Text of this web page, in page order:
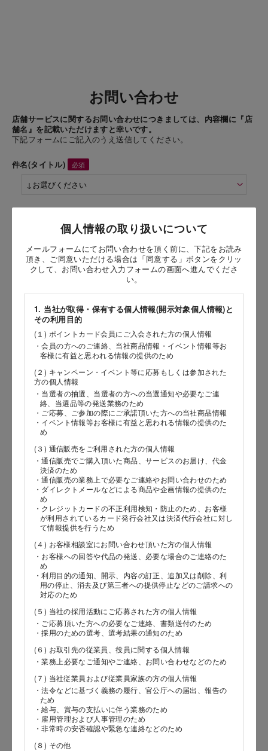
お問い合わせ
店舗サービスに関するお問い合わせにつきましては、内容欄に『店
舗名』を記載いただけますと幸いです。
下記フォームにご記入のうえ送信してください。
個人情報の取り扱いについて
メールフォームにてお問い合わせを頂く前に、下記をお読み
頂き、ご同意いただける場合は「同意する」ボタンをクリッ
クして、お問い合わせ入力フォームの画面へ進んでくださ
い。
1. 当社が取得・保有する個人情報(開示対象個人情報)と
その利用目的
(１) ポイントカード会員にご入会された方の個人情報
・会員の方へのご連絡、当社商品情報・イベント情報等お
客様に有益と思われる情報の提供のため
(２) キャンペーン・イベント等に応募もしくは参加された
方の個人情報
・当選者の抽選、当選者の方への当選通知や必要なご連
絡、当選品等の発送業務のため
・ご応募、ご参加の際にご承諾頂いた方への当社商品情報
・イベント情報等お客様に有益と思われる情報の提供のた
め
(３) 通信販売をご利用された方の個人情報
・通信販売でご購入頂いた商品、サービスのお届け、代金
決済のため
・通信販売の業務上で必要なご連絡やお問い合わせのため
・ダイレクトメールなどによる商品や企画情報の提供のた
め
・クレジットカードの不正利用検知・防止のため、お客様
が利用されているカード発行会社又は決済代行会社に対し
て情報提供を行うため
(４) お客様相談室にお問い合わせ頂いた方の個人情報
・お客様への回答や代品の発送、必要な場合のご連絡のた
め
・利用目的の通知、開示、内容の訂正、追加又は削除、利
用の停止、消去及び第三者への提供停止などのご請求への
対応のため
(５) 当社の採用活動にご応募された方の個人情報
・ご応募頂いた方への必要なご連絡、書類送付のため
・採用のための選考、選考結果の通知のため
(６) お取引先の従業員、役員に関する個人情報
・業務上必要なご通知やご連絡、お問い合わせなどのため
(７) 当社従業員および従業員家族の方の個人情報
・法令などに基づく義務の履行、官公庁への届出、報告の
ため
・給与、賞与の支払いに伴う業務のため
・雇用管理および人事管理のため
・非常時の安否確認や緊急な連絡などのため
(８) その他
件名(タイトル)
お問い合わせ時氏名
［姓］
［名］
（全角で入力してください）
お問い合わせ時氏名（カナ）
［セイ］
［メイ］
（全角で入力してください）
電話番号
メールアドレス
郵便番号
都道府県